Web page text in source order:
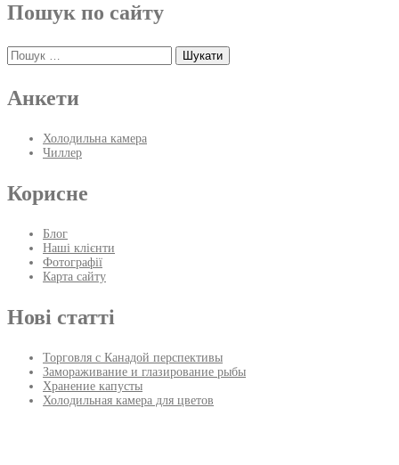
Пошук по сайту
Пошук:
Анкети
Холодильна камера
Чиллер
Корисне
Блог
Наші клієнти
Фотографії
Карта сайту
Нові статті
Торговля с Канадой перспективы
Замораживание и глазирование рыбы
Хранение капусты
Холодильная камера для цветов